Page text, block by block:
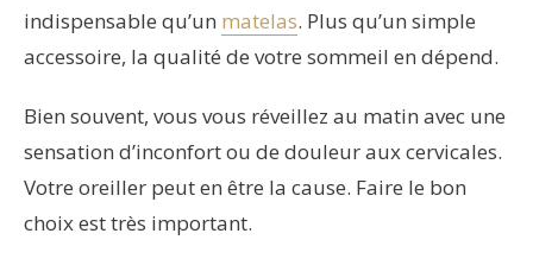
indispensable qu’un matelas. Plus qu’un simple
accessoire, la qualité de votre sommeil en dépend.
Bien souvent, vous vous réveillez au matin avec une
sensation d’inconfort ou de douleur aux cervicales.
Votre oreiller peut en être la cause. Faire le bon
choix est très important.